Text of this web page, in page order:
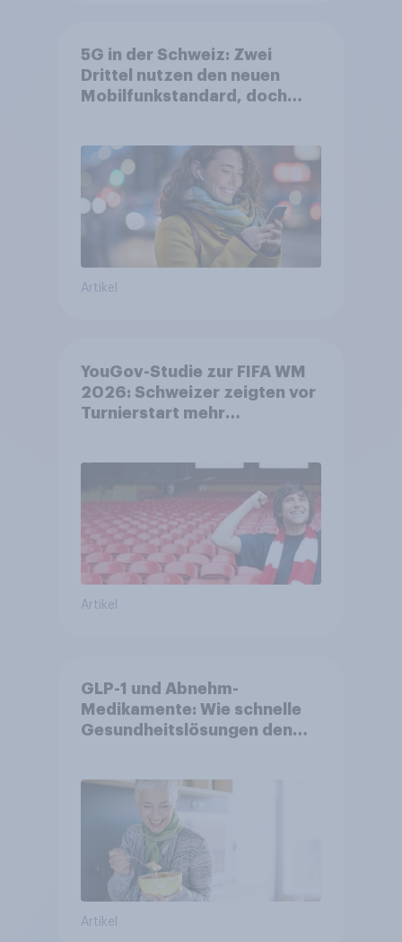
5G in der Schweiz: Zwei
Drittel nutzen den neuen
Mobilfunkstandard, doch
Artikel
YouGov-Studie zur FIFA WM
2026: Schweizer zeigten vor
Turnierstart mehr
Artikel
GLP-1 und Abnehm-
Medikamente: Wie schnelle
Gesundheitslösungen den
Artikel